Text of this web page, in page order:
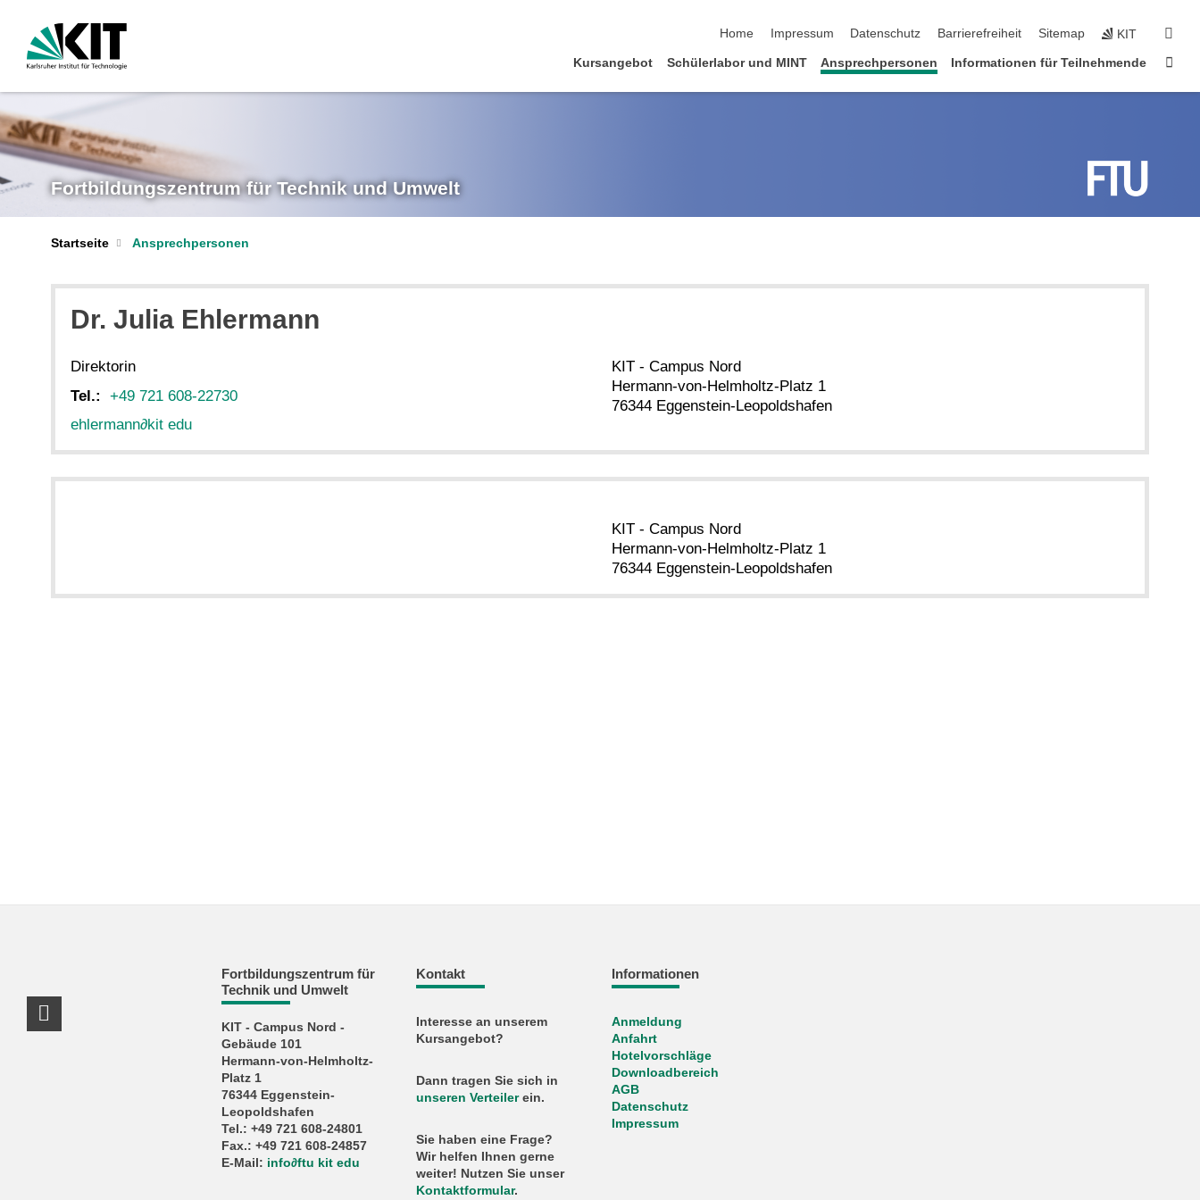
Home
Impressum Datenschutz Barrierefreiheit Sitemap KIT
Kursangebot Schüler­labor und MINT Ansprechpersonen Informationen für Teilnehmende
Fortbildungs­zentrum für Technik und Umwelt
Startseite Ansprechpersonen
Dr. Julia Ehlermann
Direktorin
Tel.:
+49 721 608-22730
ehlermann∂kit edu
KIT - Campus Nord
Hermann-von-Helmholtz-Platz 1
76344 Eggenstein-Leopoldshafen
KIT - Campus Nord
Hermann-von-Helmholtz-Platz 1
76344 Eggenstein-Leopoldshafen
Fortbildungszentrum für
Technik und Umwelt
KIT - Campus Nord -
Gebäude 101
Hermann-von-Helmholtz-
Platz 1
76344 Eggenstein-
Leopoldshafen
Tel.: +49 721 608-24801
Fax.: +49 721 608-24857
E-Mail: info∂ftu kit edu
Kontakt
Interesse an unserem
Kursangebot?
Dann tragen Sie sich in
unseren Verteiler ein.
Sie haben eine Frage?
Wir helfen Ihnen gerne
weiter! Nutzen Sie unser
Kontaktformular.
Informationen
Anmeldung
Anfahrt
Hotelvorschläge
Downloadbereich
AGB
Datenschutz
Impressum
LinkedIn Profil